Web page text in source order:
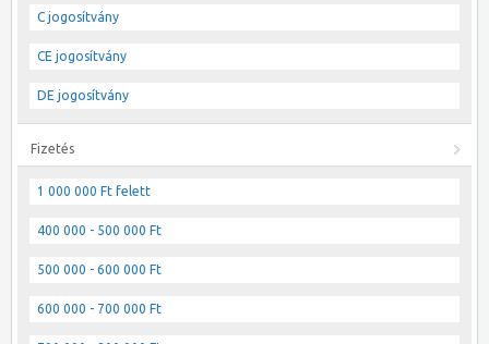
C jogosítvány
CE jogosítvány
DE jogosítvány
Fizetés
1 000 000 Ft felett
400 000 - 500 000 Ft
500 000 - 600 000 Ft
600 000 - 700 000 Ft